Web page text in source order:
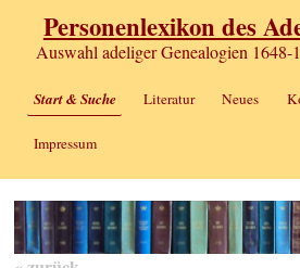
Personenlexikon des
Auswahl adeliger Genealogien 1648-
Start & Suche Literatur Neues
Impressum